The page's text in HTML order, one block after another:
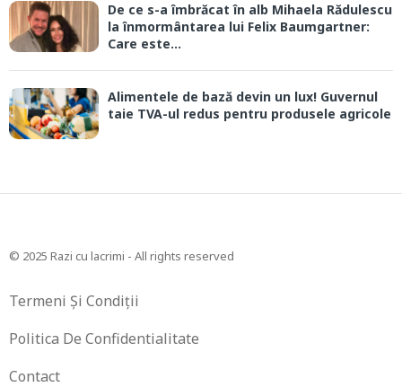
De ce s-a îmbrăcat în alb Mihaela Rădulescu
la înmormântarea lui Felix Baumgartner:
Care este...
Alimentele de bază devin un lux! Guvernul
taie TVA-ul redus pentru produsele agricole
© 2025 Razi cu lacrimi - All rights reserved
Termeni Și Condiții
Politica De Confidentialitate
Contact